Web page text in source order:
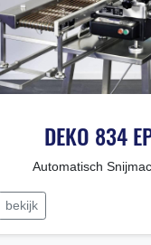
DEKO 834
Automatisch
bekijk